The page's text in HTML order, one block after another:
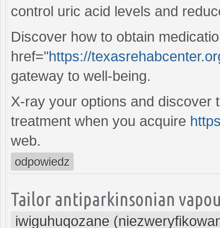
control uric acid levels and
Discover how to obtain
href="https://
gateway to well-being.
X-ray your options and discover
treatment when you acquire
web.
odpowiedz
Tailor antiparkinsonian
iwiguhuqozane